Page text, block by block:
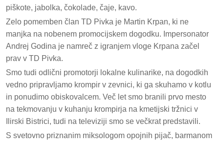
piškote, jabolka, čokolade, čaje, kavo.
Zelo pomemben član TD Pivka je Martin Krpan, ki ne
manjka na nobenem promocijskem dogodku. Impersonator
Andrej Godina je namreč z igranjem vloge Krpana začel
prav v TD Pivka.
Smo tudi odlični promotorji lokalne kulinarike, na dogodkih
vedno pripravljamo krompir v zevnici, ki ga skuhamo v kotlu
in ponudimo obiskovalcem. Več let smo branili prvo mesto
na tekmovanju v kuhanju krompirja na kmetijski tržnici v
Ilirski Bistrici, tudi na televiziji smo se večkrat predstavili.
S svetovno priznanim miksologom opojnih pijač, barmanom